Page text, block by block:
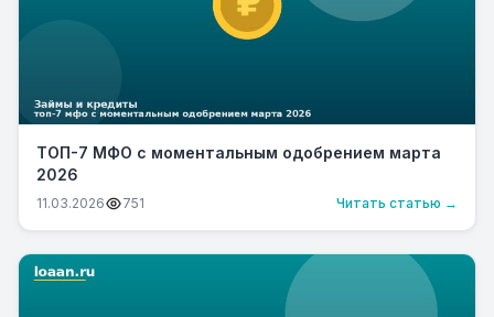
ТОП-7 МФО с моментальным одобрением марта
2026
11.03.2026 751 Читать статью →